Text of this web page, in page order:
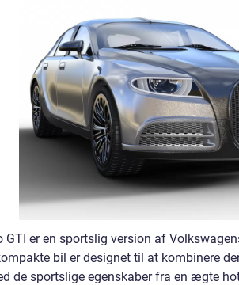
GTI er en sportslig version af
bil er designet til at kombinere
de sportslige egenskaber fra en ægte